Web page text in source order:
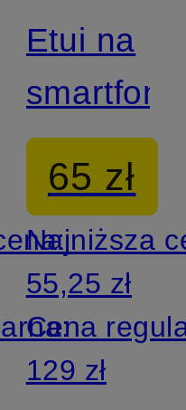
MUNICH
Etui na
smartfon
65 zł
Najniższa
55,25 zł
Cena
129 zł